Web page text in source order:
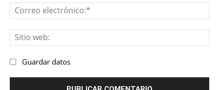
Guardar datos